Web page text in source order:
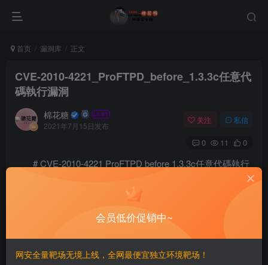
首页 漏洞库 正文
CVE-2010-4221_ProFTPD_before_1.3.3c任意代
碼執行漏洞
棉花糖
2021年7月15日发布
关注 私信
0 11 0
# CVE-2010-4221 ProFTPD before 1.3.3c任意代碼執行
## Usage
会员低价促销中~
网安全量靶场无境上线，全网最便宜独立环境靶场！